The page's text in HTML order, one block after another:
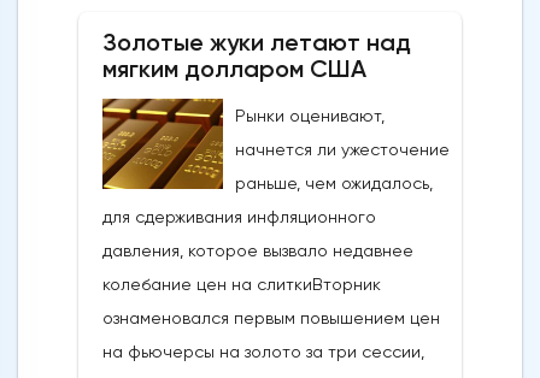
неделе 2-3 ноября.На этой неделе Банк
Японии (BOJ), как и ожидалось, проводил
стабильную политику. Ожидается, что на
следующей неделе ФРС объявит о
начале сокращения своих масштабных
стимулирующих мер. Однако трейдеры
все еще не уверены, что скажет
Федеральный комитет по открытым
рынкам о сроках своего первого
повышения ставки. Это одна из проблем,
Золотые жуки летают над
мягким долларом США
Рынки оценивают,
начнется ли ужесточение
раньше, чем ожидалось,
для сдерживания инфляционного
давления, которое вызвало недавнее
колебание цен на слиткиВторник
ознаменовался первым повышением цен
на фьючерсы на золото за три сессии,